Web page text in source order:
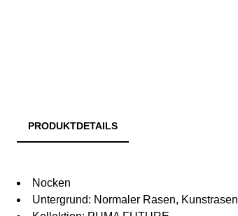
PRODUKTDETAILS
Nocken
Untergrund: Normaler Rasen, Kunstrasen